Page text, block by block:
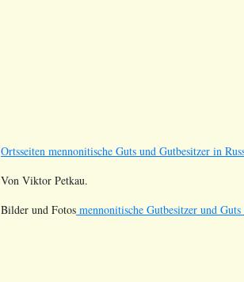
Ortsseiten mennonitische Guts und Gutbesitzer in
Von Viktor Petkau.
Bilder und Fotos mennonitische Gutbesitzer und